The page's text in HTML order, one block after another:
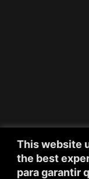
This website
the best
para garantir